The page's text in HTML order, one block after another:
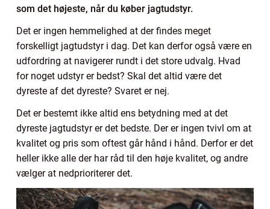
som det højeste, når du køber jagtudstyr.
Det er ingen hemmelighed at der findes meget
forskelligt jagtudstyr i dag. Det kan derfor også være en
udfordring at navigerer rundt i det store udvalg. Hvad
for noget udstyr er bedst? Skal det altid være det
dyreste af det dyreste? Svaret er nej.
Det er bestemt ikke altid ens betydning med at det
dyreste jagtudstyr er det bedste. Der er ingen tvivl om at
kvalitet og pris som oftest går hånd i hånd. Derfor er det
heller ikke alle der har råd til den høje kvalitet, og andre
vælger at nedprioriterer det.